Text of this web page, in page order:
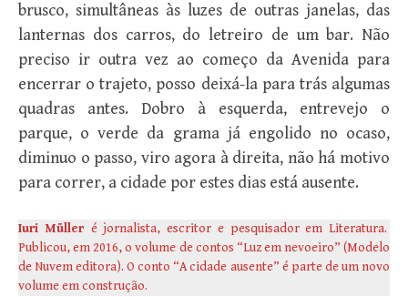
brusco, simultâneas às luzes de outras janelas, das
lanternas dos carros, do letreiro de um bar. Não
preciso ir outra vez ao começo da Avenida para
encerrar o trajeto, posso deixá-la para trás algumas
quadras antes. Dobro à esquerda, entrevejo o
parque, o verde da grama já engolido no ocaso,
diminuo o passo, viro agora à direita, não há motivo
para correr, a cidade por estes dias está ausente.
Iuri Müller é jornalista, escritor e pesquisador em Literatura.
Publicou, em 2016, o volume de contos “Luz em nevoeiro” (Modelo
de Nuvem editora). O conto “A cidade ausente” é parte de um novo
volume em construção.